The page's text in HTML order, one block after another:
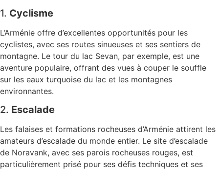
1. Cyclisme
L’Arménie offre d’excellentes opportunités pour les
cyclistes, avec ses routes sinueuses et ses sentiers de
montagne. Le tour du lac Sevan, par exemple, est une
aventure populaire, offrant des vues à couper le souffle
sur les eaux turquoise du lac et les montagnes
environnantes.
2. Escalade
Les falaises et formations rocheuses d’Arménie attirent les
amateurs d’escalade du monde entier. Le site d’escalade
de Noravank, avec ses parois rocheuses rouges, est
particulièrement prisé pour ses défis techniques et ses